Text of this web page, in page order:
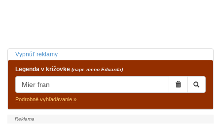
Vypnúť reklamy
Legenda v krížovke (napr. meno Eduarda)
Podrobné vyhľadávanie »